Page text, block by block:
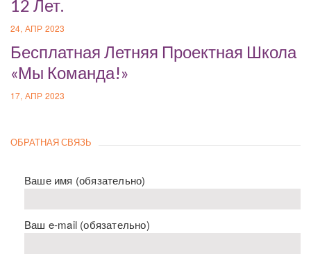
12 Лет.
24, АПР 2023
Бесплатная Летняя Проектная Школа
«Мы Команда!»
17, АПР 2023
ОБРАТНАЯ СВЯЗЬ
Ваше имя (обязательно)
Ваш e-mail (обязательно)